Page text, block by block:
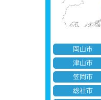
岡山市
津山市
笠岡市
総社市